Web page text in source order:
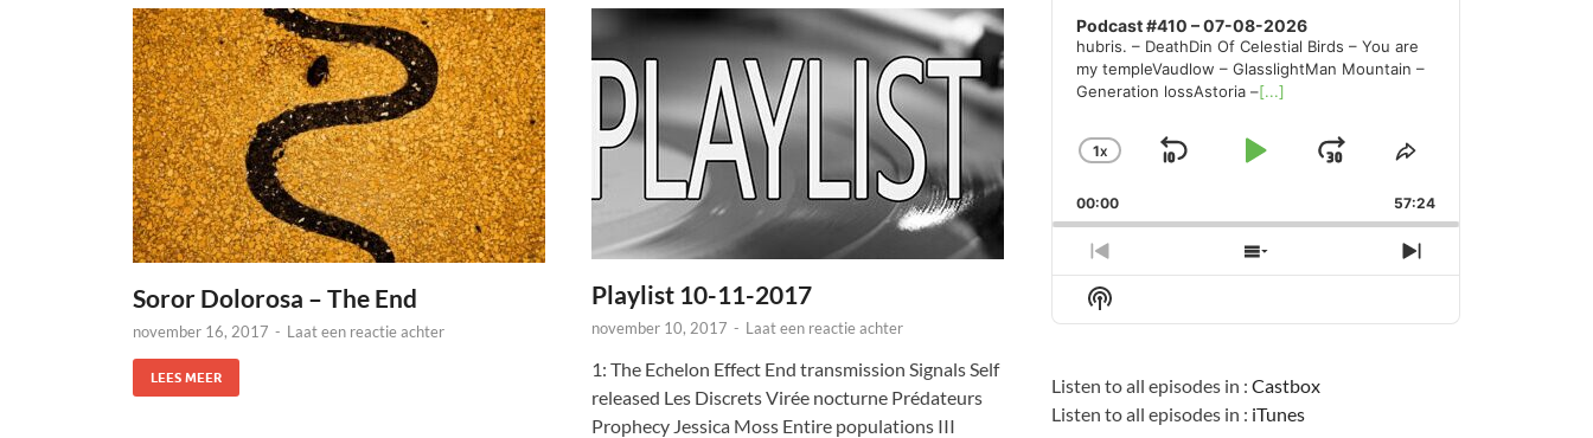
Soror Dolorosa – The End
november 16, 2017 - Laat een reactie achter
LEES MEER
Playlist 10-11-2017
november 10, 2017 - Laat een reactie achter
1: The Echelon Effect End transmission Signals Self
released Les Discrets Virée nocturne Prédateurs
Prophecy Jessica Moss Entire populations III
Podcast #410 – 07-08-2026
hubris. – DeathDin Of Celestial Birds – You are
my templeVaudlow – GlasslightMan Mountain –
Generation lossAstoria –[...]
CHANGE
RATE
1X
SKIPPLAYJUMP
FORWARD
SHARE
EPISODE
00:00 57:24
PREVIOUS
EPISODE
SHOW
EPISODES
NEXT
EPISODE
Show
Podcast
Listen to all episodes in :Castbox
Listen to all episodes in : iTunes